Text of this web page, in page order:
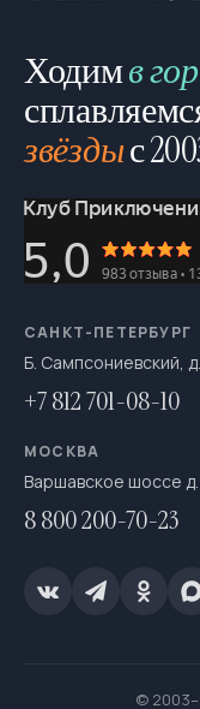
Ходимв
звёздыс
САНКТ-ПЕТЕРБУРГ
Б. Сампсониевский,
+7 812 701-08-10
МОСКВА
Варшавское шоссе
8 800 200-70-23
©